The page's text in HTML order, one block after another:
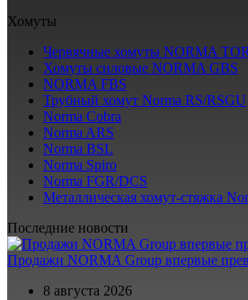
Хомуты
Червячные хомуты NORMA
Хомуты силовые NORMA GBS
NORMA FBS
Трубный хомут Norma RS/RSGU
Norma Cobra
Norma ARS
Norma BSL
Norma Spiro
Norma FGR/DCS
Металлическая хомут-стяжка
Последние новости
Продажи NORMA Group впервые
8 августа 2026